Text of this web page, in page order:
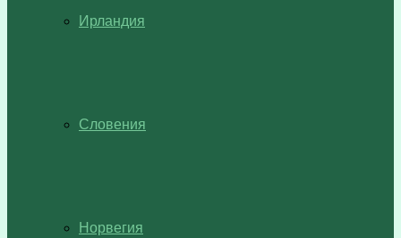
Ирландия
Словения
Норвегия